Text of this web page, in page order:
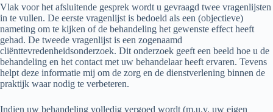
Vlak voor het afsluitende gesprek wordt u gevraagd twee vragenlijsten
in te vullen. De eerste vragenlijst is bedoeld als een (objectieve)
nameting om te kijken of de behandeling het gewenste effect heeft
gehad. De tweede vragenlijst is een zogenaamd
cliënttevredenheidsonderzoek. Dit onderzoek geeft een beeld hoe u de
behandeling en het contact met uw behandelaar heeft ervaren. Tevens
helpt deze informatie mij om de zorg en de dienstverlening binnen de
praktijk waar nodig te verbeteren.
Indien uw behandeling volledig vergoed wordt (m.u.v. uw eigen